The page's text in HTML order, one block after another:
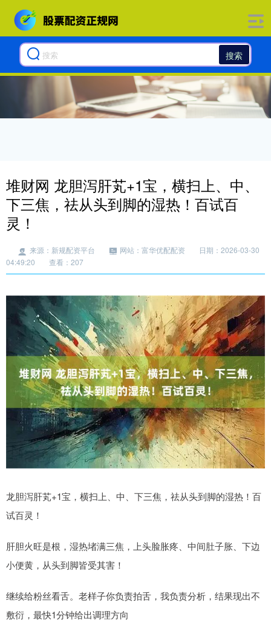
搜索
堆财网 龙胆泻肝芄+1宝，横扫上、中、
下三焦，祛从头到脚的湿热！百试百
灵！
来源：新规配资平台 网站：富华优配配资
日期：2026-03-30
04:49:20
查看：207
龙胆泻肝芄+1宝，横扫上、中、下三焦，祛从头到脚的湿热！百
试百灵！
肝胆火旺是根，湿热堵满三焦，上头脸胀疼、中间肚子胀、下边
小便黄，从头到脚皆受其害！
继续给粉丝看舌。老样子你负责拍舌，我负责分析，结果现出不
敷衍，最快1分钟给出调理方向